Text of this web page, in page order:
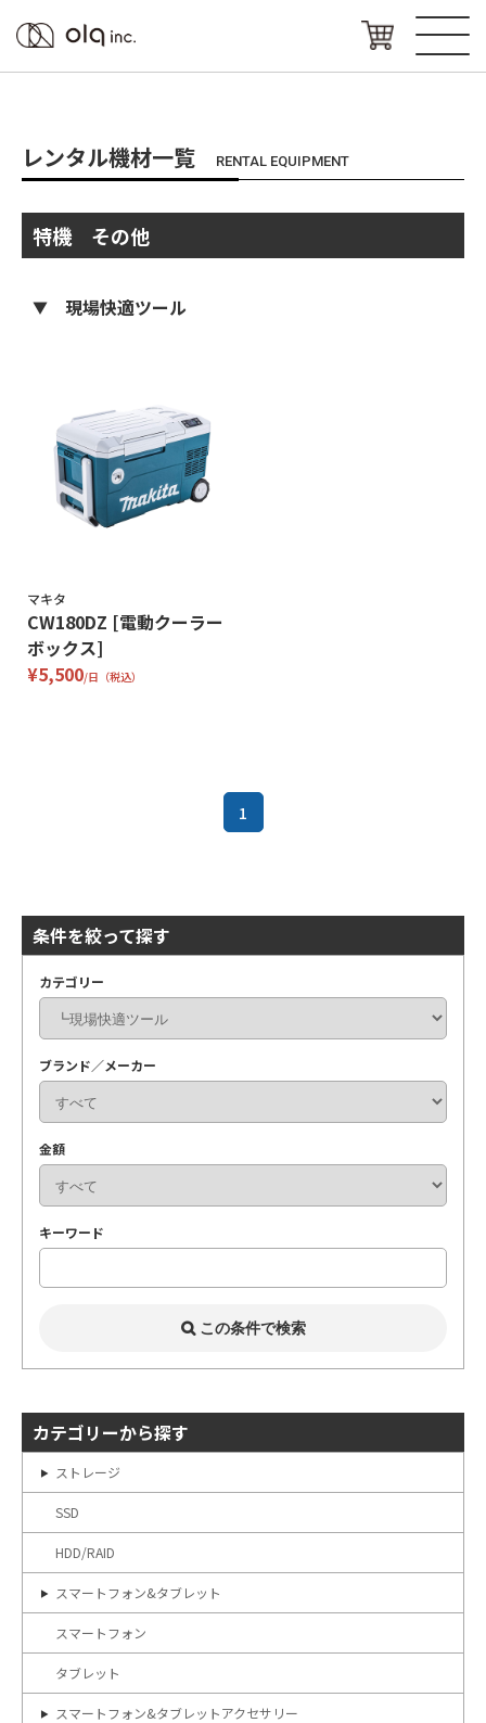
レンタル機材一覧 RENTAL EQUIPMENT
特機 その他
現場快適ツール
マキタ
CW180DZ [電動クーラー
ボックス]
¥5,500/日（税込）
1
条件を絞って探す
カテゴリー
ブランド／メーカー
金額
キーワード
カテゴリーから探す
ストレージ
SSD
HDD/RAID
スマートフォン&タブレット
スマートフォン
タブレット
スマートフォン&タブレットアクセサリー